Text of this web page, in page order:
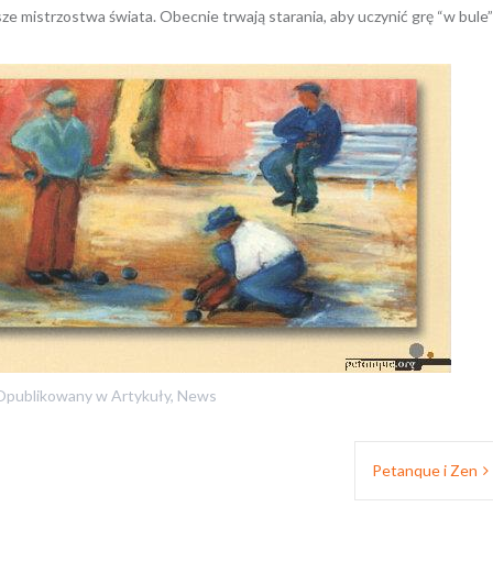
mistrzostwa świata. Obecnie trwają starania, aby uczynić grę “w bule”
wArtykuły, News
Petanque i Zen